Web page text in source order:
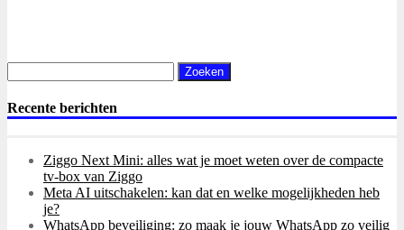
naar:
Recente berichten
Ziggo Next Mini: alles wat je moet weten over de compacte
tv-box van Ziggo
Meta AI uitschakelen: kan dat en welke mogelijkheden heb
je?
WhatsApp beveiliging: zo maak je jouw WhatsApp zo veilig